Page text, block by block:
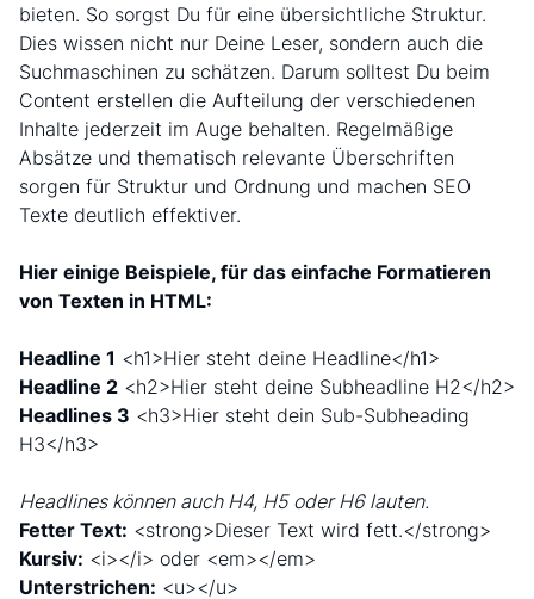
bieten. So sorgst Du für eine übersichtliche Struktur.
Dies wissen nicht nur Deine Leser, sondern auch die
Suchmaschinen zu schätzen. Darum solltest Du beim
Content erstellen die Aufteilung der verschiedenen
Inhalte jederzeit im Auge behalten. Regelmäßige
Absätze und thematisch relevante Überschriften
sorgen für Struktur und Ordnung und machen SEO
Texte deutlich effektiver.
Hier einige Beispiele, für das einfache Formatieren
von Texten in HTML:
Headline 1 <h1>Hier steht deine Headline</h1>
Headline 2 <h2>Hier steht deine Subheadline H2</h2>
Headlines 3 <h3>Hier steht dein Sub-Subheading
H3</h3>
Headlines können auch H4, H5 oder H6 lauten.
Fetter Text: <strong>Dieser Text wird fett.</strong>
Kursiv: <i></i> oder <em></em>
Unterstrichen: <u></u>